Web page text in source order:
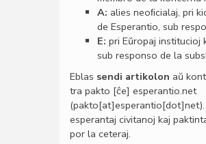
A: alies neoﬁcialaj, pri
de Esperantio, sub
E: pri Eŭropaj institucioj
sub responso de la
Eblas sendi artikolon aŭ
tra pakto [ĉe] esperantio.net
(pakto[at]esperantio[dot]net)
esperantaj civitanoj kaj
por la ceteraj.